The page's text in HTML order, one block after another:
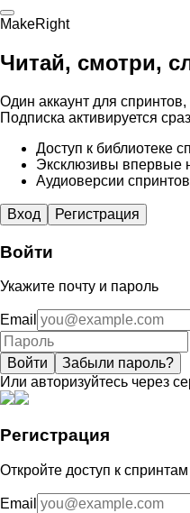
MakeRight
Читай, смотри,
Один аккаунт для
Подписка активируется
Доступ к библиотеке
Эксклюзивы впервые
Аудиоверсии спринтов
Вход Регистрация
Войти
Укажите почту и пароль
Email
Войти
Забыли пароль?
Или авторизуйтесь через
Регистрация
Откройте доступ к
Email